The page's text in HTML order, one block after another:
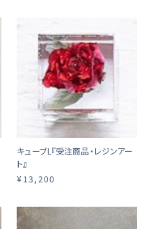
キューブL『受注商品・レジンアー
ト』
¥13,200